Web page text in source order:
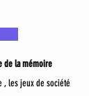
de la mémoire
, les jeux de société